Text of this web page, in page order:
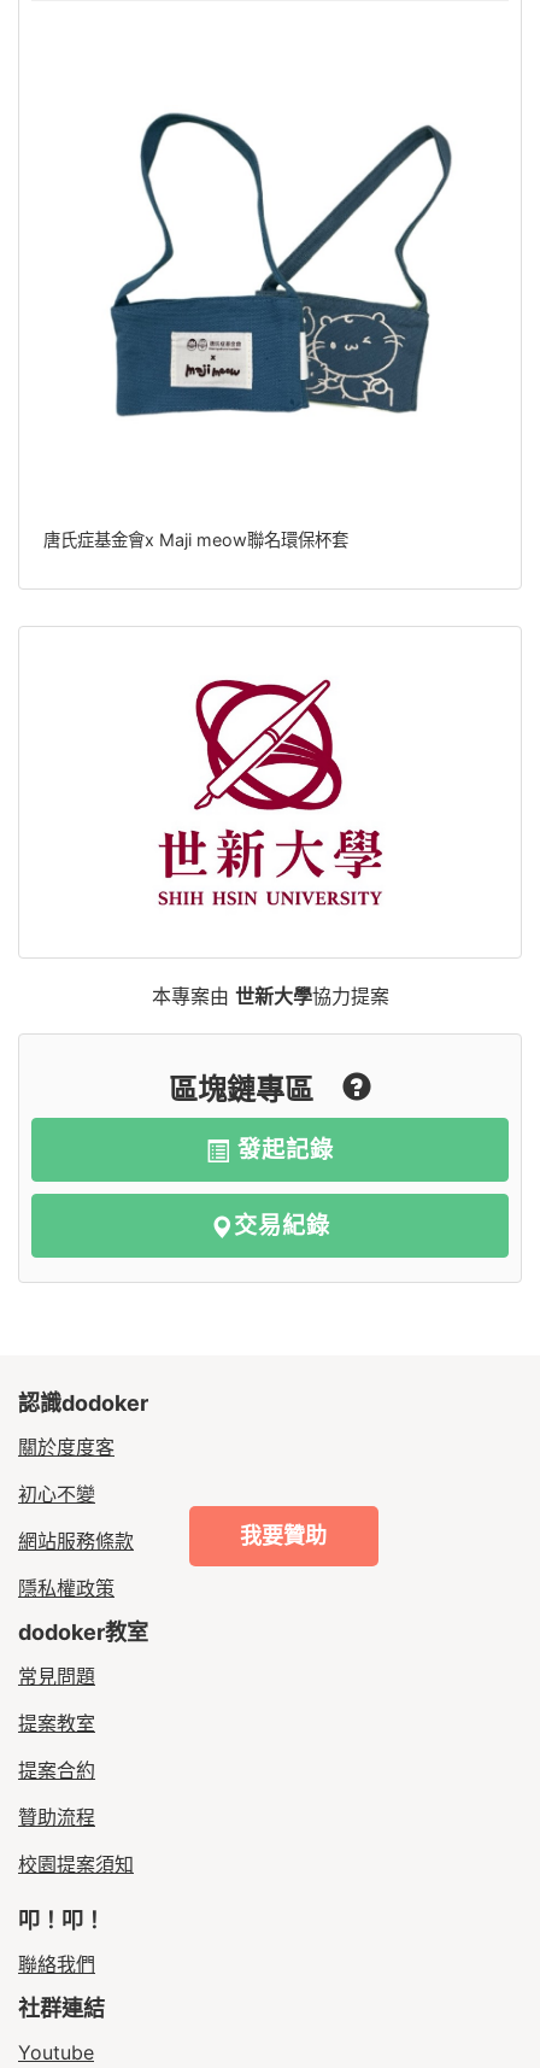
我要贊助
唐氏症基金會x Maji meow聯名環保杯套
本專案由 世新大學協力提案
區塊鏈專區
發起記錄
交易紀錄
認識dodoker
關於度度客
初心不變
網站服務條款
隱私權政策
dodoker教室
常見問題
提案教室
提案合約
贊助流程
校園提案須知
叩！叩！
聯絡我們
社群連結
Youtube